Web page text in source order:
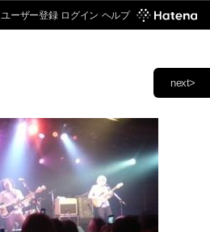
ユーザー登録 ログイン ヘルプ
next>